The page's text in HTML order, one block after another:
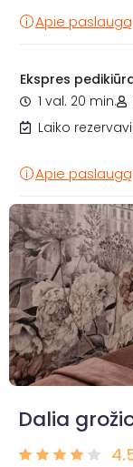
Apie paslaugą
Ekspres
1 val. 20 min.
Laiko
Apie paslaugą
Dalia